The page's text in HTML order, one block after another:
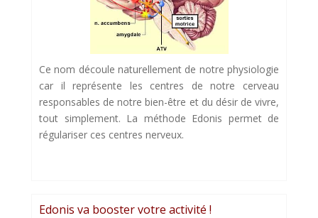
Ce nom découle naturellement de notre physiologie
car il représente les centres de notre cerveau
responsables de notre bien-être et du désir de vivre,
tout simplement. La méthode Edonis permet de
régulariser ces centres nerveux.
Edonis va booster votre activité !